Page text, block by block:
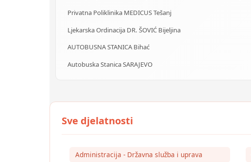
Privatna Poliklinika MEDICUS Tešanj
Ljekarska Ordinacija DR. ŠOVIĆ Bijeljina
AUTOBUSNA STANICA Bihać
Autobuska Stanica SARAJEVO
Administracija - Državna služba i uprava